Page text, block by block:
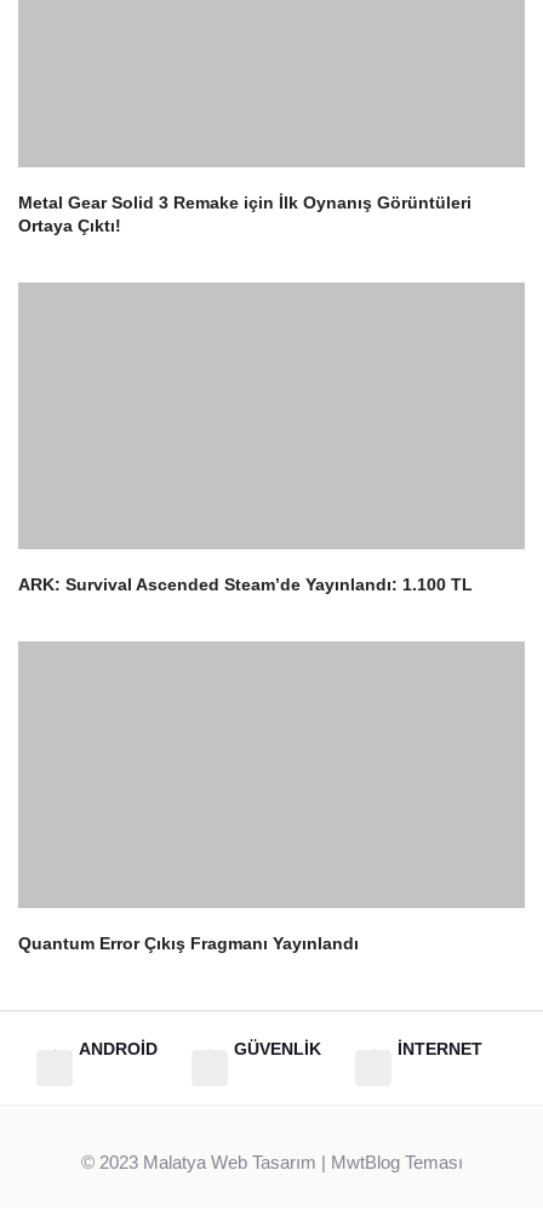
2
Metal Gear Solid 3 Remake için İlk Oynanış Görüntüleri
Ortaya Çıktı!
ARK: Survival Ascended Steam’de Yayınlandı: 1.100 TL
Quantum Error Çıkış Fragmanı Yayınlandı
ANDROİD GÜVENLİK İNTERNET
© 2023 Malatya Web Tasarım | MwtBlog Teması